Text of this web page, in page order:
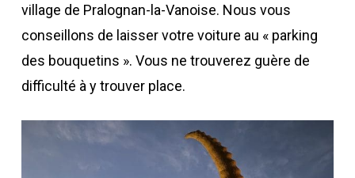
village de Pralognan-la-Vanoise. Nous vous
conseillons de laisser votre voiture au « parking
des bouquetins ». Vous ne trouverez guère de
difficulté à y trouver place.